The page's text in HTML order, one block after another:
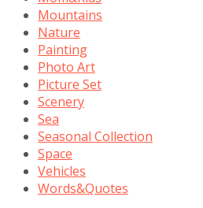
Mountains
Nature
Painting
Photo Art
Picture Set
Scenery
Sea
Seasonal Collection
Space
Vehicles
Words&Quotes